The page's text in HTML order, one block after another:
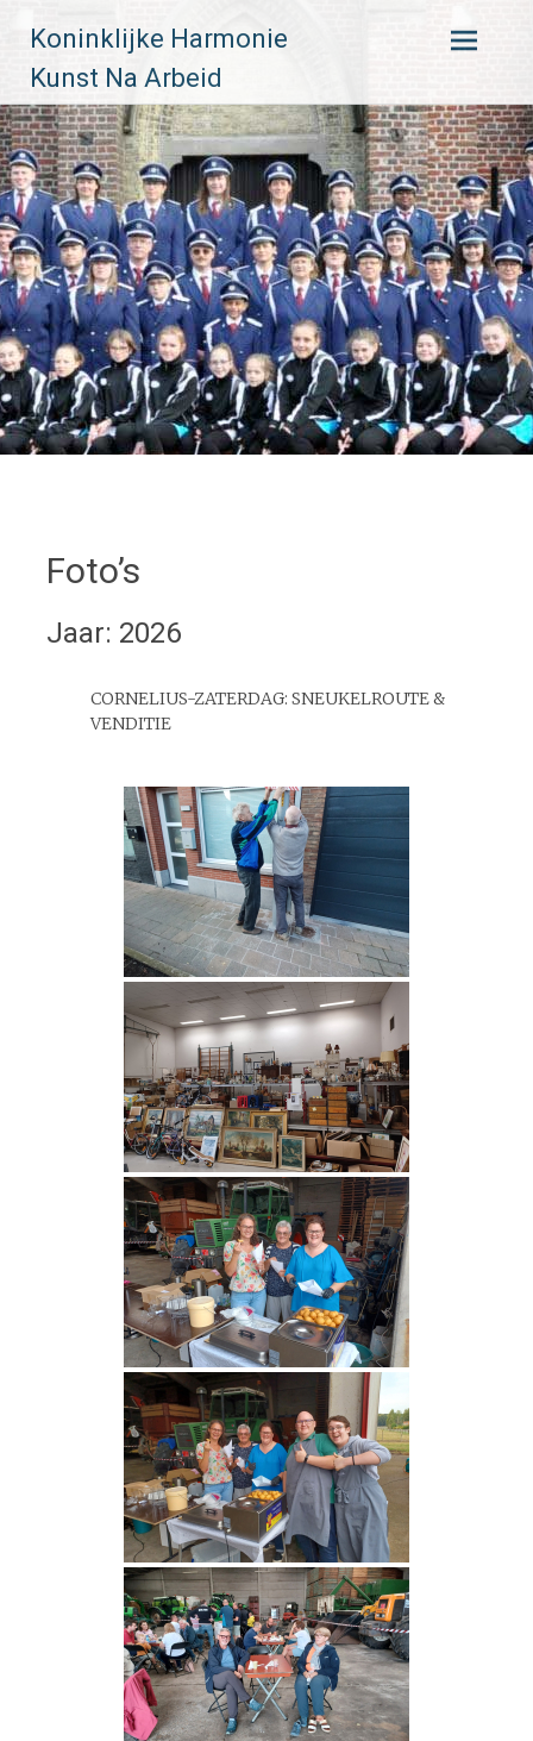
content
Koninklijke Harmonie
Kunst Na Arbeid
Foto’s
Jaar: 2026
CORNELIUS-ZATERDAG: SNEUKELROUTE &
VENDITIE